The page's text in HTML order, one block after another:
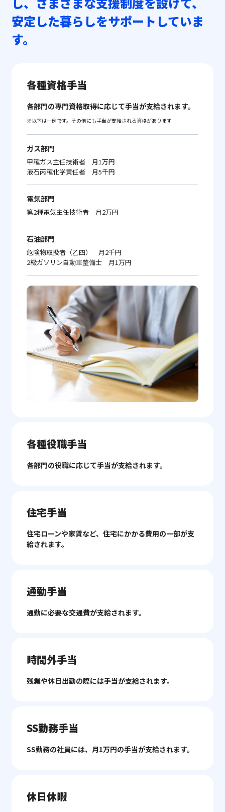
安定した暮らしをサポートしていま
す。
各種資格手当
各部門の専門資格取得に応じて手当が支給されます。
※以下は一例です。その他にも手当が支給される資格があります
ガス部門
甲種ガス主任技術者 月1万円
液石丙種化学責任者 月5千円
電気部門
第2種電気主任技術者 月2万円
石油部門
危険物取扱者（乙四） 月2千円
2級ガソリン自動車整備士 月1万円
各種役職手当
各部門の役職に応じて手当が支給されます。
住宅手当
住宅ローンや家賃など、住宅にかかる費用の一部が支
給されます。
通勤手当
通勤に必要な交通費が支給されます。
時間外手当
残業や休日出勤の際には手当が支給されます。
SS勤務手当
SS勤務の社員には、月1万円の手当が支給されます。
休日休暇